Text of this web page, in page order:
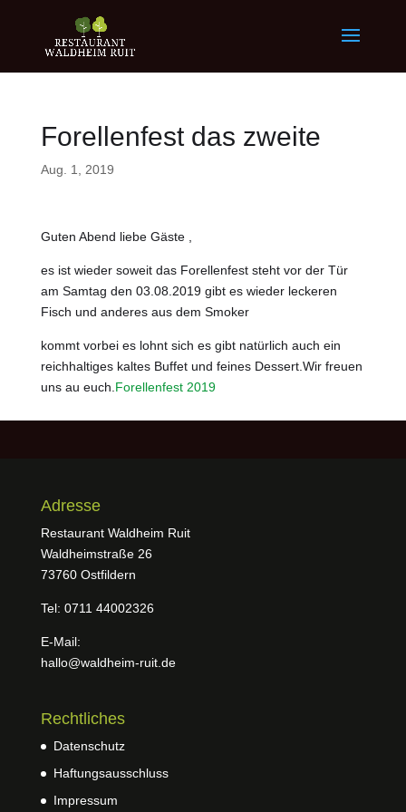
Forellenfest das zweite
Aug. 1, 2019
Guten Abend liebe Gäste ,
es ist wieder soweit das Forellenfest steht vor der Tür
am Samtag den 03.08.2019 gibt es wieder leckeren
Fisch und anderes aus dem Smoker
kommt vorbei es lohnt sich es gibt natürlich auch ein
reichhaltiges kaltes Buffet und feines Dessert.Wir freuen
uns au euch. Forellenfest 2019
Adresse
Restaurant Waldheim Ruit
Waldheimstraße 26
73760 Ostfildern
Tel: 0711 44002326
E-Mail:
hallo@waldheim-ruit.de
Rechtliches
Datenschutz
Haftungsausschluss
Impressum